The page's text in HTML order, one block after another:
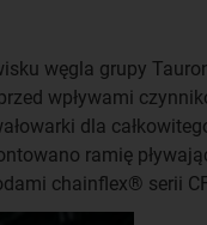
węgla grupy
wpływami
dla
ramię
chainflex® serii